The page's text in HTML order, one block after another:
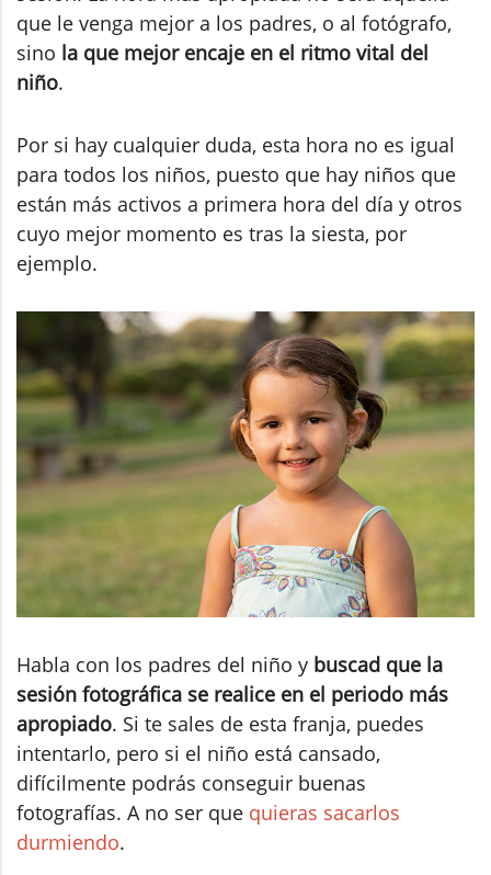
que le venga mejor a los padres, o al fotógrafo,
sino la que mejor encaje en el ritmo vital del
niño.
Por si hay cualquier duda, esta hora no es igual
para todos los niños, puesto que hay niños que
están más activos a primera hora del día y otros
cuyo mejor momento es tras la siesta, por
ejemplo.
Habla con los padres del niño y buscad que la
sesión fotográfica se realice en el periodo más
apropiado. Si te sales de esta franja, puedes
intentarlo, pero si el niño está cansado,
difícilmente podrás conseguir buenas
fotografías. A no ser que quieras sacarlos
durmiendo.